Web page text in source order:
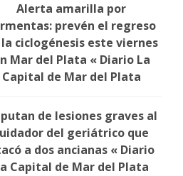
Alerta amarilla por
prevén el regreso
ciclogénesis este viernes
Mar del Plata « Diario La
Capital de Mar del Plata
de lesiones graves al
del geriátrico que
a dos ancianas « Diario
Capital de Mar del Plata